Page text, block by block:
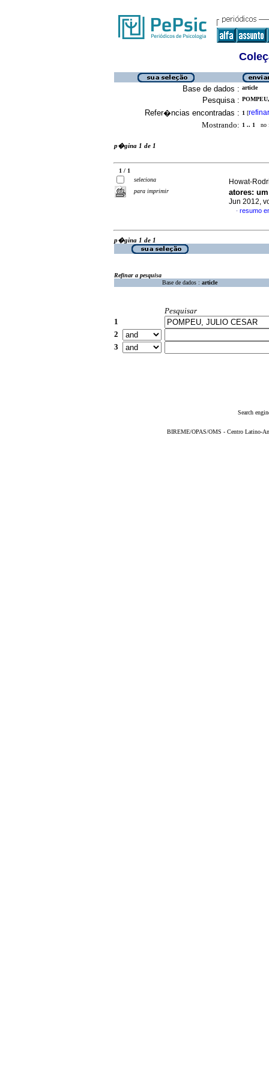
Base de dados : article
Pesquisa :
Refer�ncias encontradas : 1 [refinar
Mostrando: 1 .. 1 no
p�gina 1 de 1
1 / 1
seleciona
para imprimir
Howat-
atores:
Jun 2012,
· resumo
p�gina 1 de 1
Refinar a pesquisa
Base de dados : article
Pesquisar
1
2
3
Search
BIREME/OPAS/OMS - Centro Latino-